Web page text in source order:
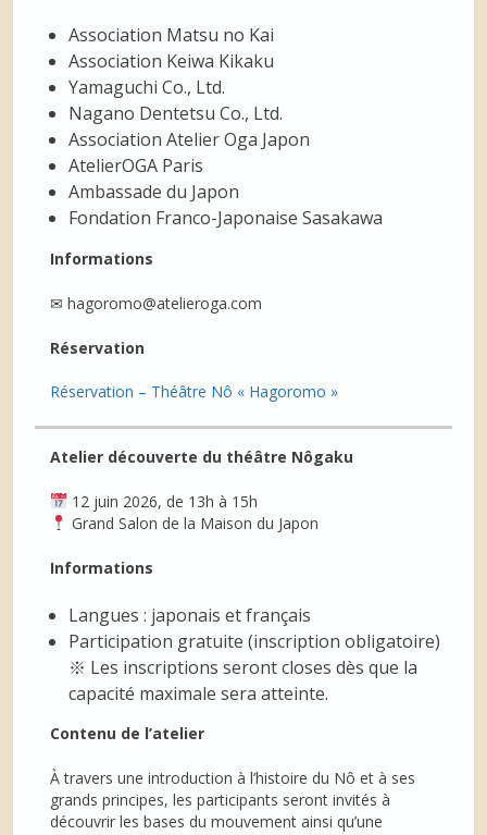
Association Matsu no Kai
Association Keiwa Kikaku
Yamaguchi Co., Ltd.
Nagano Dentetsu Co., Ltd.
Association Atelier Oga Japon
AtelierOGA Paris
Ambassade du Japon
Fondation Franco-Japonaise Sasakawa
Informations
✉ hagoromo@atelieroga.com
Réservation
Réservation – Théâtre Nô « Hagoromo »
Atelier découverte du théâtre Nôgaku
12 juin 2026, de 13h à 15h
Grand Salon de la Maison du Japon
Informations
Langues : japonais et français
Participation gratuite (inscription obligatoire)
※ Les inscriptions seront closes dès que la
capacité maximale sera atteinte.
Contenu de l’atelier
À travers une introduction à l’histoire du Nô et à ses
grands principes, les participants seront invités à
découvrir les bases du mouvement ainsi qu’une